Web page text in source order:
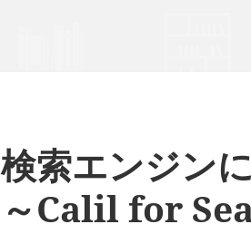
検索エンジン
～Calil for